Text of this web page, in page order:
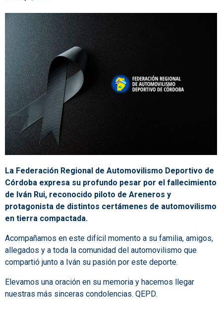
La Federación Regional de Automovilismo Deportivo de
Córdoba expresa su profundo pesar por el fallecimiento
de Iván Rui, reconocido piloto de Areneros y
protagonista de distintos certámenes de automovilismo
en tierra compactada.
Acompañamos en este difícil momento a su familia, amigos,
allegados y a toda la comunidad del automovilismo que
compartió junto a Iván su pasión por este deporte.
Elevamos una oración en su memoria y hacemos llegar
nuestras más sinceras condolencias. QEPD.